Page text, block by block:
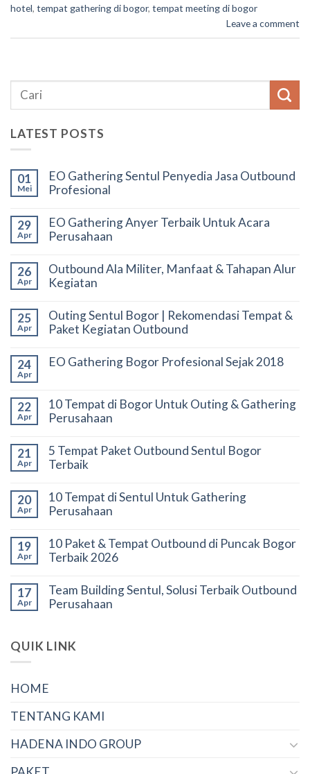
hotel, tempat gathering di bogor, tempat meeting di bogor
Leave a comment
LATEST POSTS
01
Mei
EO Gathering Sentul Penyedia Jasa Outbound
Profesional
29
Apr
EO Gathering Anyer Terbaik Untuk Acara
Perusahaan
26
Apr
Outbound Ala Militer, Manfaat & Tahapan Alur
Kegiatan
25
Apr
Outing Sentul Bogor | Rekomendasi Tempat &
Paket Kegiatan Outbound
24
Apr
EO Gathering Bogor Profesional Sejak 2018
22
Apr
10 Tempat di Bogor Untuk Outing & Gathering
Perusahaan
21
Apr
5 Tempat Paket Outbound Sentul Bogor
Terbaik
20
Apr
10 Tempat di Sentul Untuk Gathering
Perusahaan
19
Apr
10 Paket & Tempat Outbound di Puncak Bogor
Terbaik 2026
17
Apr
Team Building Sentul, Solusi Terbaik Outbound
Perusahaan
QUIK LINK
HOME
TENTANG KAMI
HADENA INDO GROUP